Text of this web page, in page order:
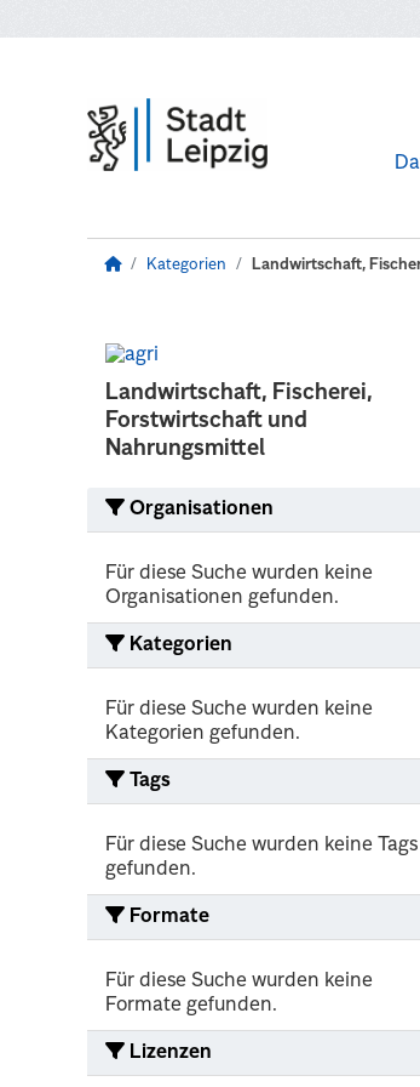
Kategorien Landwirtschaft,
Landwirtschaft, Fischerei,
Forstwirtschaft und
Nahrungsmittel
Organisationen
Für diese Suche wurden keine
Organisationen gefunden.
Kategorien
Für diese Suche wurden keine
Kategorien gefunden.
Tags
Für diese Suche wurden keine Tags
gefunden.
Formate
Für diese Suche wurden keine
Formate gefunden.
Lizenzen